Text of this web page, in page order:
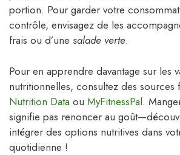
portion. Pour garder votre
contrôle, envisagez de les
frais ou d’une salade verte.
Pour en apprendre davantage sur les
nutritionnelles, consultez des sources
Nutrition Data ou MyFitnessPal.
signifie pas renoncer au
intégrer des options nutritives dans
quotidienne !